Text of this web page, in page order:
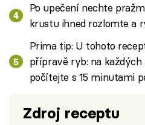
Po upečení nechte
krustu ihned rozlomte a
Prima tip: U tohoto
přípravě ryb: na každých
počítejte s 15 minutami
Zdroj receptu